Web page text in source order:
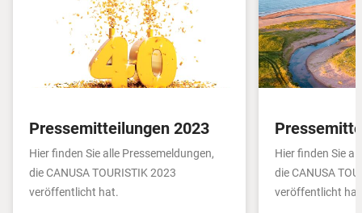
Pressemitteilungen 2023
Hier finden Sie alle Pressemeldungen,
die CANUSA TOURISTIK 2023
veröffentlicht hat.
Hier finden Sie
die CANUSA
veröffentlicht